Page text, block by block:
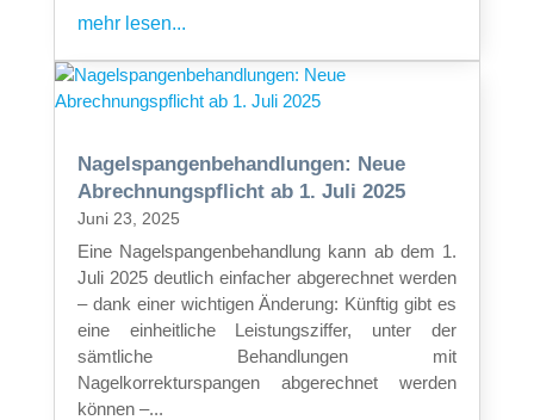
mehr lesen...
Nagelspangenbehandlungen: Neue
Abrechnungspflicht ab 1. Juli 2025
Juni 23, 2025
Eine Nagelspangenbehandlung kann ab dem 1.
Juli 2025 deutlich einfacher abgerechnet werden
– dank einer wichtigen Änderung: Künftig gibt es
eine einheitliche Leistungsziffer, unter der
sämtliche Behandlungen mit
Nagelkorrekturspangen abgerechnet werden
können –...